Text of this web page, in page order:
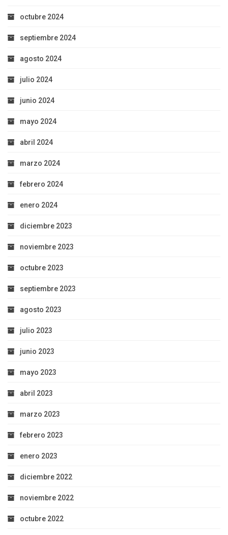
octubre 2024
septiembre 2024
agosto 2024
julio 2024
junio 2024
mayo 2024
abril 2024
marzo 2024
febrero 2024
enero 2024
diciembre 2023
noviembre 2023
octubre 2023
septiembre 2023
agosto 2023
julio 2023
junio 2023
mayo 2023
abril 2023
marzo 2023
febrero 2023
enero 2023
diciembre 2022
noviembre 2022
octubre 2022